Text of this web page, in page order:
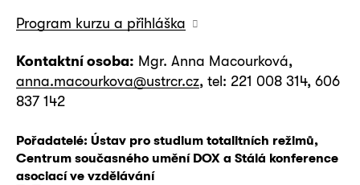
Program kurzu a přihláška
Kontaktní osoba: Mgr. Anna Macourková,
anna.macourkova@ustrcr.cz, tel: 221 008 314, 606
837 142
Pořadatelé: Ústav pro studium totalitních režimů,
Centrum současného umění DOX a Stálá konference
asociací ve vzdělávání